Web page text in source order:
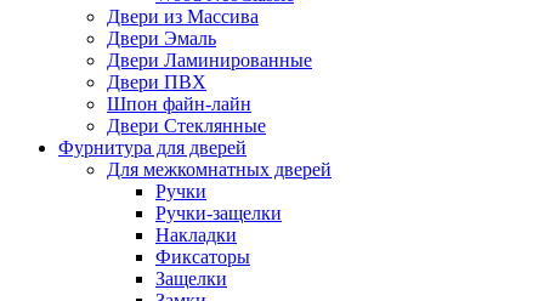
Двери из Массива
Двери Эмаль
Двери Ламинированные
Двери ПВХ
Шпон файн-лайн
Двери Стеклянные
Фурнитура для дверей
Для межкомнатных дверей
Ручки
Ручки-защелки
Накладки
Фиксаторы
Защелки